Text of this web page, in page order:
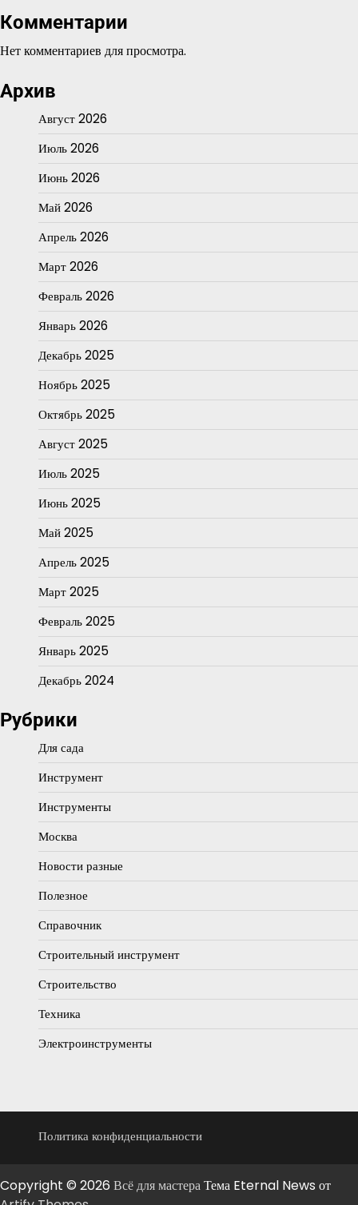
Комментарии
Нет комментариев для просмотра.
Архив
Август 2026
Июль 2026
Июнь 2026
Май 2026
Апрель 2026
Март 2026
Февраль 2026
Январь 2026
Декабрь 2025
Ноябрь 2025
Октябрь 2025
Август 2025
Июль 2025
Июнь 2025
Май 2025
Апрель 2025
Март 2025
Февраль 2025
Январь 2025
Декабрь 2024
Рубрики
Для сада
Инструмент
Инструменты
Москва
Новости разные
Полезное
Справочник
Строительный инструмент
Строительство
Техника
Электроинструменты
Политика конфиденциальности
Copyright © 2026 Всё для мастераТема Eternal News от